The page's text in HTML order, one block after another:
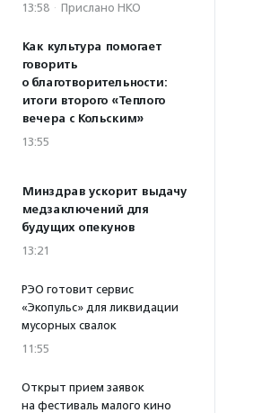
13:58 · Прислано НКО
Как культура помогает
говорить
о благотворительности:
итоги второго «Теплого
вечера с Кольским»
13:55
Минздрав ускорит выдачу
медзаключений для
будущих опекунов
13:21
РЭО готовит сервис
«Экопульс» для ликвидации
мусорных свалок
11:55
Открыт прием заявок
на фестиваль малого кино